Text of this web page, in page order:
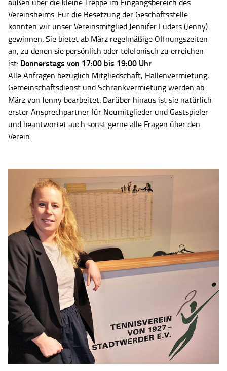
außen über die kleine Treppe im Eingangsbereich des
Vereinsheims. Für die Besetzung der Geschäftsstelle
konnten wir unser Vereinsmitglied Jennifer Lüders (Jenny)
gewinnen. Sie bietet ab März regelmäßige Öffnungszeiten
an, zu denen sie persönlich oder telefonisch zu erreichen
ist: Donnerstags von 17:00 bis 19:00 Uhr
Alle Anfragen bezüglich Mitgliedschaft, Hallenvermietung,
Gemeinschaftsdienst und Schrankvermietung werden ab
März von Jenny bearbeitet. Darüber hinaus ist sie natürlich
erster Ansprechpartner für Neumitglieder und Gastspieler
und beantwortet auch sonst gerne alle Fragen über den
Verein.